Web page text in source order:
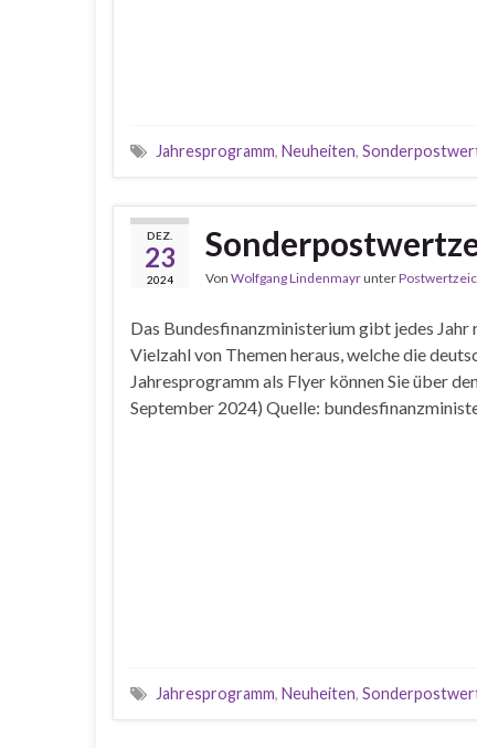
Jahresprogramm, Neuheiten,
DEZ.
23
2024 Von Wolfgang Lindenmayrunter
Das Bundesfinanzministerium gibt jedes
Vielzahl von Themen heraus, welche die
Jahresprogramm als Flyer können Sie über
September 2024) Quelle:
Jahresprogramm, Neuheiten,